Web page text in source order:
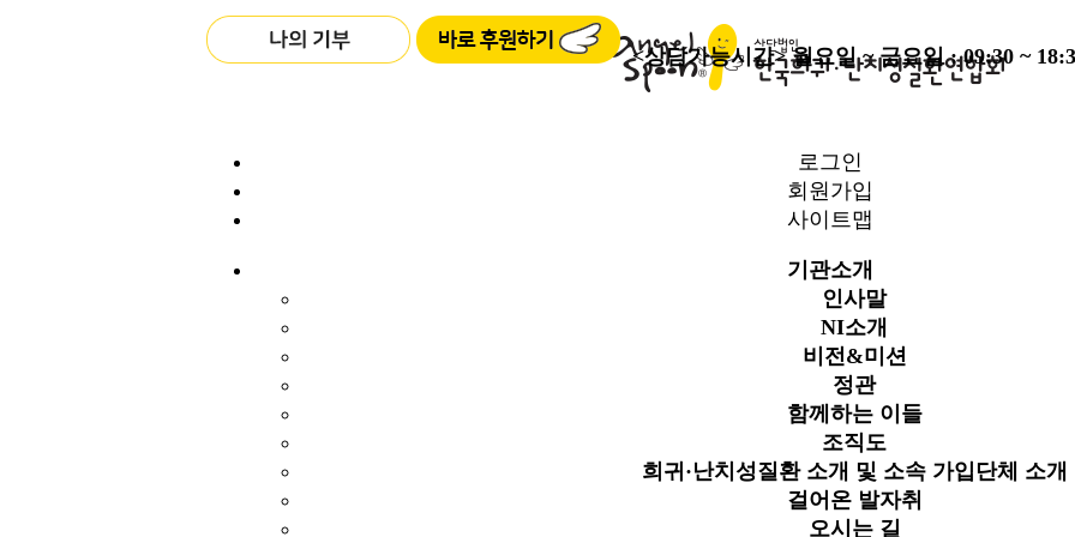
<상담가능시간>월요일 ~ 금요일 : 09:30 ~
로그인
회원가입
사이트맵
기관소개
인사말
NI소개
비전&미션
정관
함께하는 이들
조직도
희귀·난치성질환 소개 및 소속 가입단체 소개
걸어온 발자취
오시는 길